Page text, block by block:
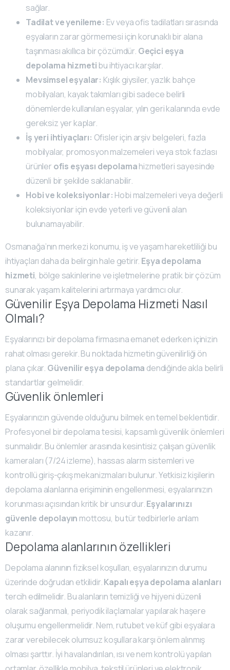
sağlar.
Tadilat ve yenileme: Ev veya ofis tadilatları sırasında
eşyaların zarar görmemesi için korunaklı bir alana
taşınması akıllıca bir çözümdür. Geçici eşya
depolama hizmetibu ihtiyacı karşılar.
Mevsimsel eşyalar: Kışlık giysiler, yazlık bahçe
mobilyaları, kayak takımları gibi sadece belirli
dönemlerde kullanılan eşyalar, yılın geri kalanında evde
gereksiz yer kaplar.
İş yeri ihtiyaçları: Ofisler için arşiv belgeleri, fazla
mobilyalar, promosyon malzemeleri veya stok fazlası
ürünler ofis eşyası depolamahizmetleri sayesinde
düzenli bir şekilde saklanabilir.
Hobi ve koleksiyonlar: Hobi malzemeleri veya değerli
koleksiyonlar için evde yeterli ve güvenli alan
bulunamayabilir.
Osmanağa’nın merkezi konumu, iş ve yaşam hareketliliği bu
ihtiyaçları daha da belirgin hale getirir. Eşya depolama
hizmeti, bölge sakinlerine ve işletmelerine pratik bir çözüm
sunarak yaşam kalitelerini artırmaya yardımcı olur.
Güvenilir Eşya Depolama Hizmeti Nasıl
Olmalı?
Eşyalarınızı bir depolama firmasına emanet ederken içinizin
rahat olması gerekir. Bu noktada hizmetin güvenilirliği ön
plana çıkar. Güvenilir eşya depolama dendiğinde akla belirli
standartlar gelmelidir.
Güvenlik önlemleri
Eşyalarınızın güvende olduğunu bilmek en temel beklentidir.
Profesyonel bir depolama tesisi, kapsamlı güvenlik önlemleri
sunmalıdır. Bu önlemler arasında kesintisiz çalışan güvenlik
kameraları (7/24 izleme), hassas alarm sistemleri ve
kontrollü giriş-çıkış mekanizmaları bulunur. Yetkisiz kişilerin
depolama alanlarına erişiminin engellenmesi, eşyalarınızın
korunması açısından kritik bir unsurdur.Eşyalarınızı
güvenle depolayın mottosu, bu tür tedbirlerle anlam
kazanır.
Depolama alanlarının özellikleri
Depolama alanının fiziksel koşulları, eşyalarınızın durumu
üzerinde doğrudan etkilidir.Kapalı eşya depolama alanları
tercih edilmelidir. Bu alanların temizliği ve hijyeni düzenli
olarak sağlanmalı, periyodik ilaçlamalar yapılarak haşere
oluşumu engellenmelidir. Nem, rutubet ve küf gibi eşyalara
zarar verebilecek olumsuz koşullara karşı önlem alınmış
olması şarttır. İyi havalandırılan, ısı ve nem kontrolü yapılan